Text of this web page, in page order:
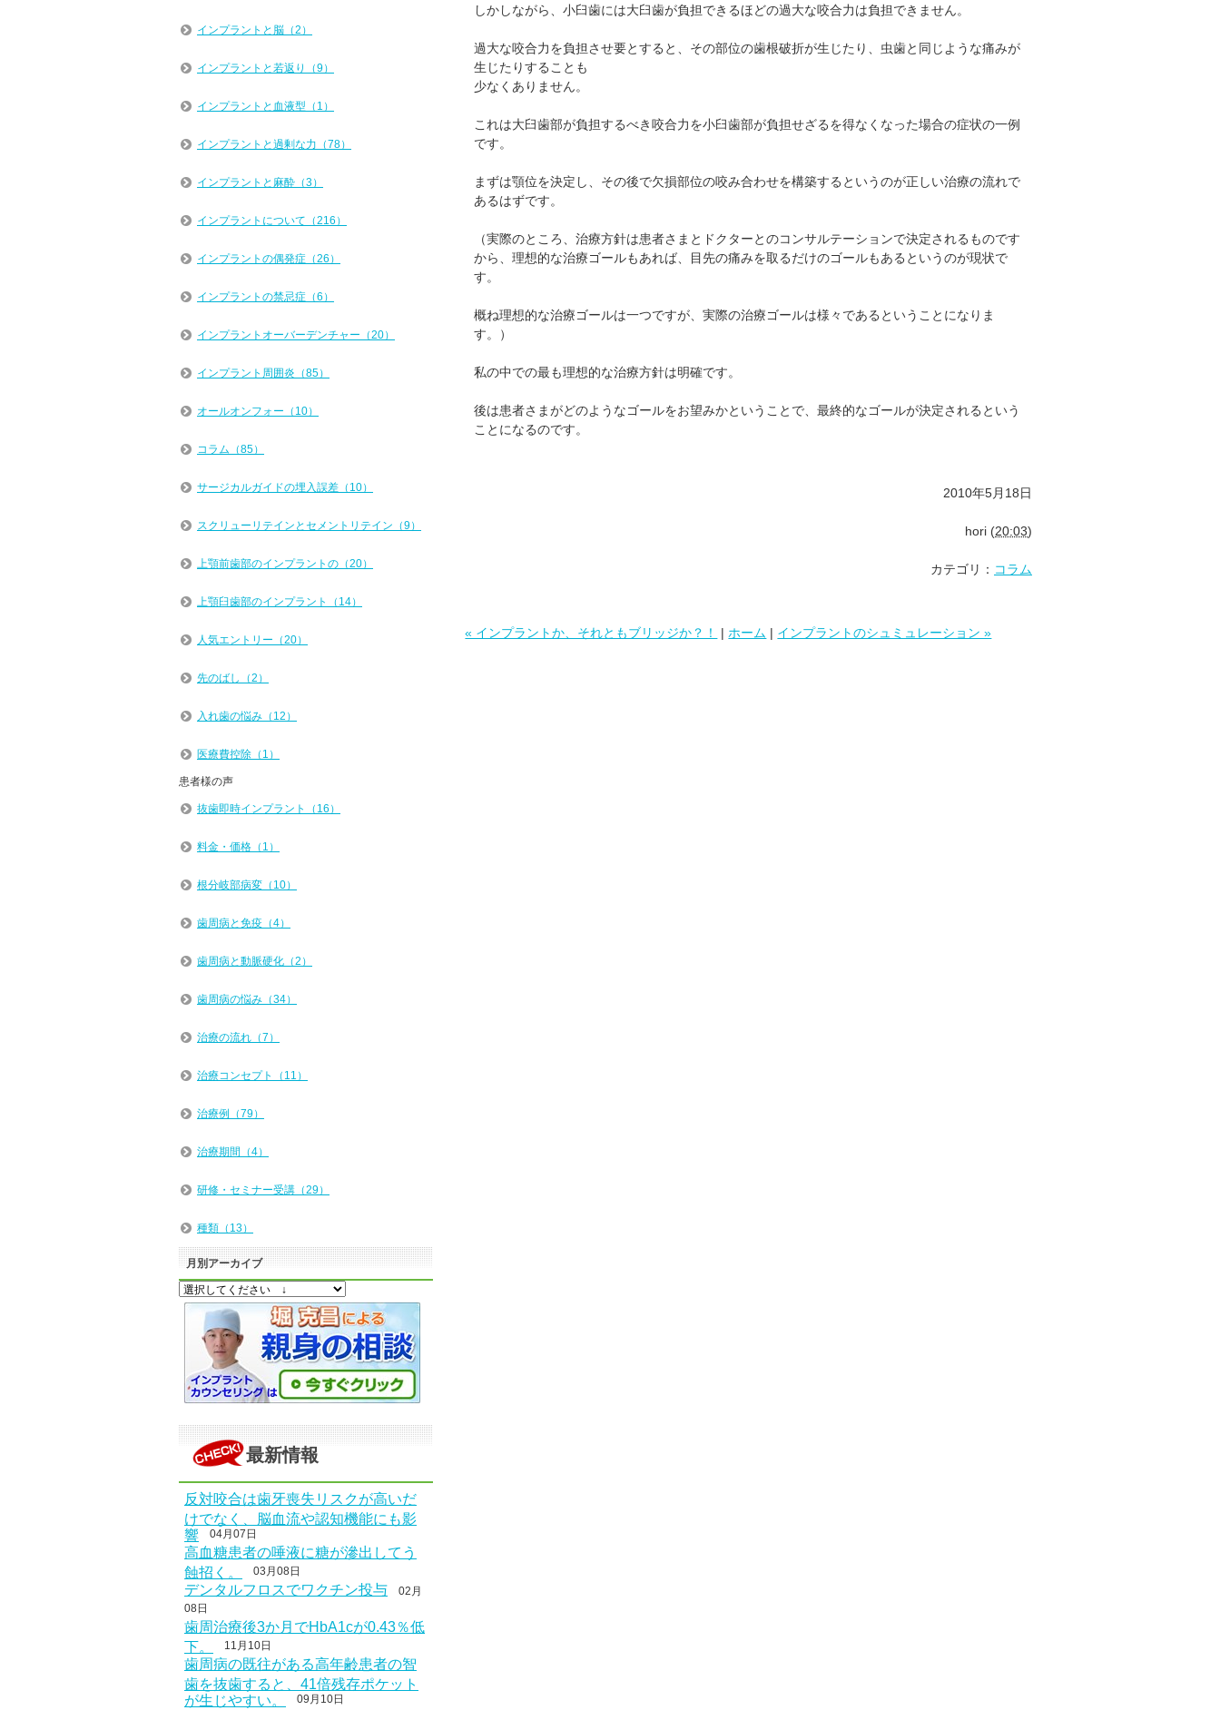
しかしながら、小臼歯には大臼歯が負担できるほどの過大な咬合力は負担できません。
過大な咬合力を負担させ要とすると、その部位の歯根破折が生じたり、虫歯と同じような痛みが
生じたりすることも
少なくありません。
これは大臼歯部が負担するべき咬合力を小臼歯部が負担せざるを得なくなった場合の症状の一例
です。
まずは顎位を決定し、その後で欠損部位の咬み合わせを構築するというのが正しい治療の流れで
あるはずです。
（実際のところ、治療方針は患者さまとドクターとのコンサルテーションで決定されるものです
から、理想的な治療ゴールもあれば、目先の痛みを取るだけのゴールもあるというのが現状で
す。
概ね理想的な治療ゴールは一つですが、実際の治療ゴールは様々であるということになりま
す。）
私の中での最も理想的な治療方針は明確です。
後は患者さまがどのようなゴールをお望みかということで、最終的なゴールが決定されるという
ことになるのです。
2010年5月18日
hori (20:03)
カテゴリ： コラム
« インプラントか、それともブリッジか？！ | ホーム | インプラントのシュミュレーション »
インプラントと脳（2）
インプラントと若返り（9）
インプラントと血液型（1）
インプラントと過剰な力（78）
インプラントと麻酔（3）
インプラントについて（216）
インプラントの偶発症（26）
インプラントの禁忌症（6）
インプラントオーバーデンチャー（20）
インプラント周囲炎（85）
オールオンフォー（10）
コラム（85）
サージカルガイドの埋入誤差（10）
スクリューリテインとセメントリテイン（9）
上顎前歯部のインプラントの（20）
上顎臼歯部のインプラント（14）
人気エントリー（20）
先のばし（2）
入れ歯の悩み（12）
医療費控除（1）
患者様の声
抜歯即時インプラント（16）
料金・価格（1）
根分岐部病変（10）
歯周病と免疫（4）
歯周病と動脈硬化（2）
歯周病の悩み（34）
治療の流れ（7）
治療コンセプト（11）
治療例（79）
治療期間（4）
研修・セミナー受講（29）
種類（13）
月別アーカイブ
最新情報
反対咬合は歯牙喪失リスクが高いだ
けでなく、脳血流や認知機能にも影
響 04月07日
高血糖患者の唾液に糖が滲出してう
蝕招く。 03月08日
デンタルフロスでワクチン投与 02月
08日
歯周治療後3か月でHbA1cが0.43％低
下。 11月10日
歯周病の既往がある高年齢患者の智
歯を抜歯すると、41倍残存ポケット
が生じやすい。
09月10日